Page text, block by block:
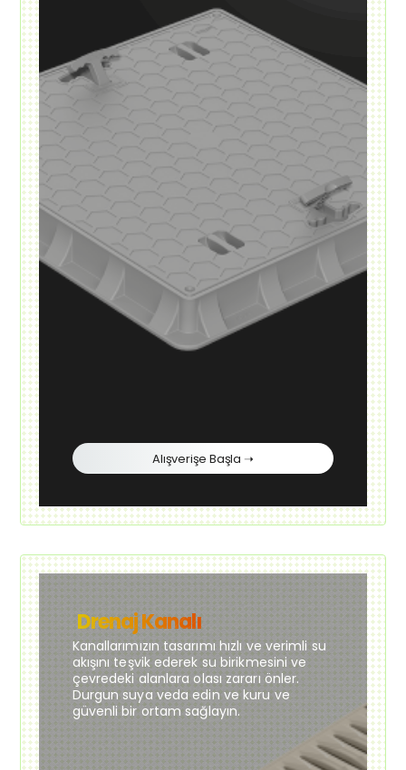
Alışverişe Başla ➝
Drenaj Kanalı
Kanallarımızın tasarımı hızlı ve verimli su
akışını teşvik ederek su birikmesini ve
çevredeki alanlara olası zararı önler.
Durgun suya veda edin ve kuru ve
güvenli bir ortam sağlayın.